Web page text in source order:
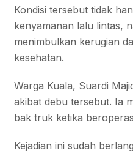
Kondisi tersebut tidak
kenyamanan lalu lintas,
menimbulkan kerugian
kesehatan.
Warga Kuala, Suardi
akibat debu tersebut. Ia
bak truk ketika
Kejadian ini sudah